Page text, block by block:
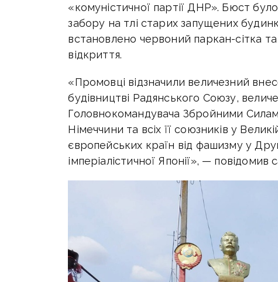
«комуністичної партії ДНР». Бюст
забору на тлі старих запущених
встановлено червоний паркан-сітка
відкриття.
«Промовці відзначили величезний
будівництві Радянського Союзу,
Головнокомандувача Збройними
Німеччини та всіх її союзників у
європейських країн від фашизму у
імперіалістичної Японії», — повідомив